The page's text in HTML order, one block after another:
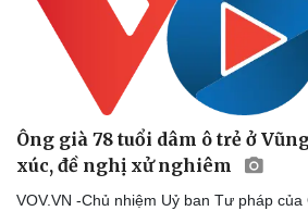
Ông già 78 tuổi dâm ô trẻ ở
xúc, đề nghị xử nghiêm
VOV.VN -Chủ nhiệm Uỷ ban Tư pháp